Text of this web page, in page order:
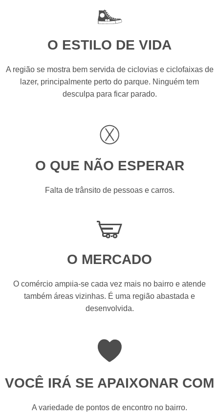
Bem-vindo ao Itaim Bibi
O ESTILO DE VIDA
A região se mostra bem servida de ciclovias e ciclofaixas de
lazer, principalmente perto do parque. Ninguém tem
desculpa para ficar parado.
O QUE NÃO ESPERAR
Falta de trânsito de pessoas e carros.
O MERCADO
O comércio amplia-se cada vez mais no bairro e atende
também áreas vizinhas. É uma região abastada e
desenvolvida.
VOCÊ IRÁ SE APAIXONAR COM
A variedade de pontos de encontro no bairro.